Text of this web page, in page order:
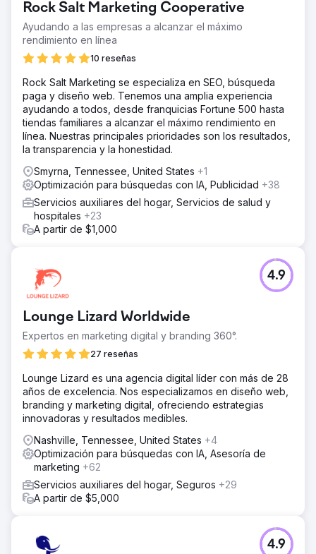
Rock Salt Marketing Cooperative
Ayudando a las empresas a alcanzar el máximo
rendimiento en línea
10 reseñas
Rock Salt Marketing se especializa en SEO, búsqueda
paga y diseño web. Tenemos una amplia experiencia
ayudando a todos, desde franquicias Fortune 500 hasta
tiendas familiares a alcanzar el máximo rendimiento en
línea. Nuestras principales prioridades son los resultados,
la transparencia y la honestidad.
Smyrna, Tennessee, United States +1
Optimización para búsquedas con IA, Publicidad +38
Servicios auxiliares del hogar, Servicios de salud y
hospitales +23
A partir de $1,000
Lounge Lizard Worldwide
Expertos en marketing digital y branding 360°.
27 reseñas
4.9
Lounge Lizard es una agencia digital líder con más de 28
años de excelencia. Nos especializamos en diseño web,
branding y marketing digital, ofreciendo estrategias
innovadoras y resultados medibles.
Nashville, Tennessee, United States +4
Optimización para búsquedas con IA, Asesoría de
marketing +62
Servicios auxiliares del hogar, Seguros +29
A partir de $5,000
4.9